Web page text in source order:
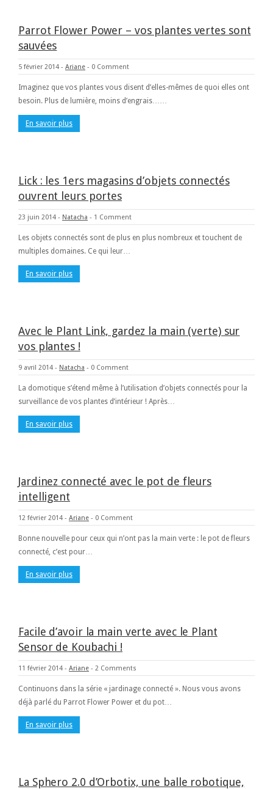
Parrot Flower Power – vos plantes vertes sont
sauvées
5 février 2014 - Ariane - 0 Comment
Imaginez que vos plantes vous disent d’elles-mêmes de quoi elles ont
besoin. Plus de lumière, moins d’engrais……
En savoir plus
Lick : les 1ers magasins d’objets connectés
ouvrent leurs portes
23 juin 2014 - Natacha - 1 Comment
Les objets connectés sont de plus en plus nombreux et touchent de
multiples domaines. Ce qui leur…
En savoir plus
Avec le Plant Link, gardez la main (verte) sur
vos plantes !
9 avril 2014 - Natacha - 0 Comment
La domotique s’étend même à l’utilisation d’objets connectés pour la
surveillance de vos plantes d’intérieur ! Après…
En savoir plus
Jardinez connecté avec le pot de fleurs
intelligent
12 février 2014 - Ariane - 0 Comment
Bonne nouvelle pour ceux qui n’ont pas la main verte : le pot de fleurs
connecté, c’est pour…
En savoir plus
Facile d’avoir la main verte avec le Plant
Sensor de Koubachi !
11 février 2014 - Ariane - 2 Comments
Continuons dans la série « jardinage connecté ». Nous vous avons
déjà parlé du Parrot Flower Power et du pot…
En savoir plus
La Sphero 2.0 d’Orbotix, une balle robotique,